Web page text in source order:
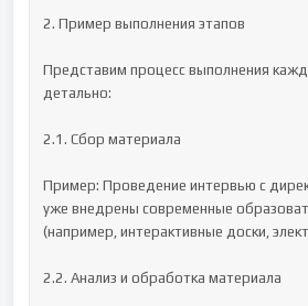
2. Пример выполнения этапов
Представим процесс выполнения
детально:
2.1. Сбор материала
Пример: Проведение интервью с
уже внедрены современные
(например, интерактивные доски,
2.2. Анализ и обработка материала